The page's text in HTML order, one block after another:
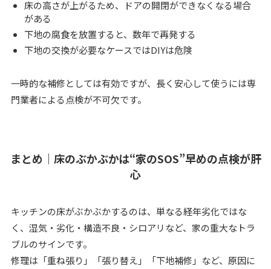
床の高さが上がるため、ドアの開閉ができなくなる場合
がある
下地の腐食を放置すると、数年で再発する
下地の交換が必要なケースではDIYは危険
一時的な補修としては有効ですが、長く安心して使うには専
門業者による点検が不可欠です。
まとめ｜床のぶかぶかは“家のSOS”早めの点検が肝
心
キッチンの床がぶかぶかするのは、単なる経年劣化ではな
く、湿気・劣化・構造不良・シロアリなど、家の重大なトラ
ブルのサインです。
修理は「重ね張り」「張り替え」「下地補修」など、原因に